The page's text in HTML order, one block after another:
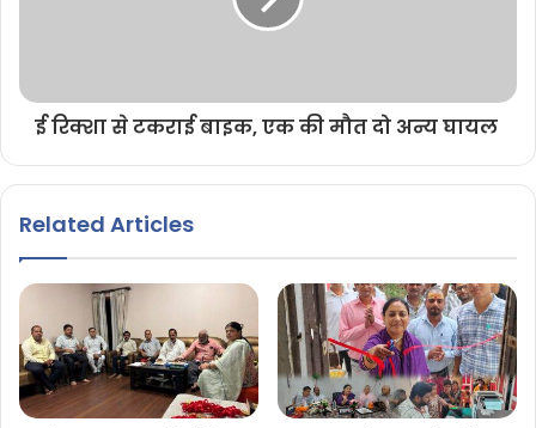
ई रिक्शा से टकराई बाइक, एक की मौत दो अन्य घायल
Related Articles